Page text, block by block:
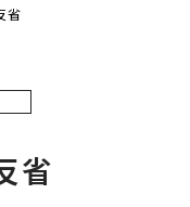
省
省